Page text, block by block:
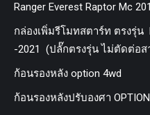
Ranger Everest Raptor Mc
กล่องเพิ่มรีโมทสตาร์ท ตรงรุ่น
-2021 (ปลั๊กตรงรุ่น ไม่ตัดต่อ
ก้อนรองหลัง option 4wd
ก้อนรองหลังปรับองศา OPTION